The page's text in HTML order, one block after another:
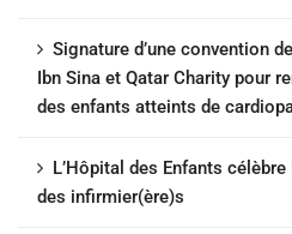
Signature d’une convention
Ibn Sina et Qatar Charity pour
des enfants atteints de
L’Hôpital des Enfants
des infirmier(ère)s